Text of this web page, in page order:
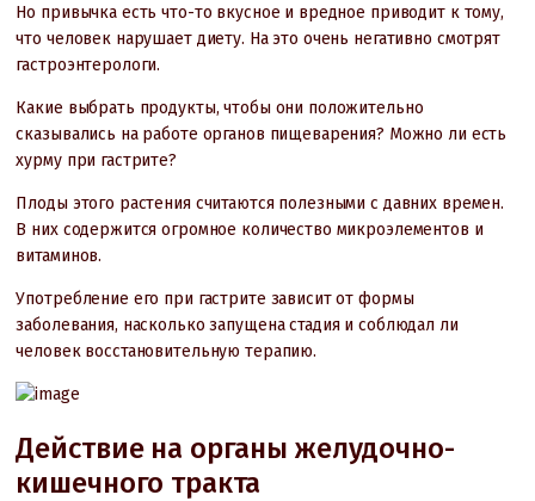
Но привычка есть что-то вкусное и вредное приводит к тому,
что человек нарушает диету. На это очень негативно смотрят
гастроэнтерологи.
Какие выбрать продукты, чтобы они положительно
сказывались на работе органов пищеварения? Можно ли есть
хурму при гастрите?
Плоды этого растения считаются полезными с давних времен.
В них содержится огромное количество микроэлементов и
витаминов.
Употребление его при гастрите зависит от формы
заболевания, насколько запущена стадия и соблюдал ли
человек восстановительную терапию.
Действие на органы желудочно-
кишечного тракта